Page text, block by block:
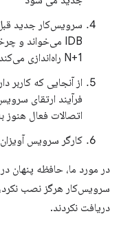
سرویس‌کار جدید
N+1 راه‌اندازی می‌کند.
فرآیند ارتقای
اتصالات فعال هنوز
کارگر سرویس
در مورد ما، حافظه پنهان
سرویس‌کار هرگز نصب نکرد،
دریافت نکردند.